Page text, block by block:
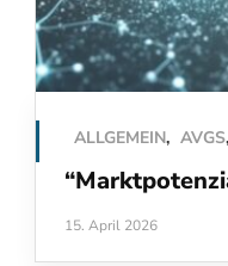
ALLGEMEIN, AVGS,
15. April 2026